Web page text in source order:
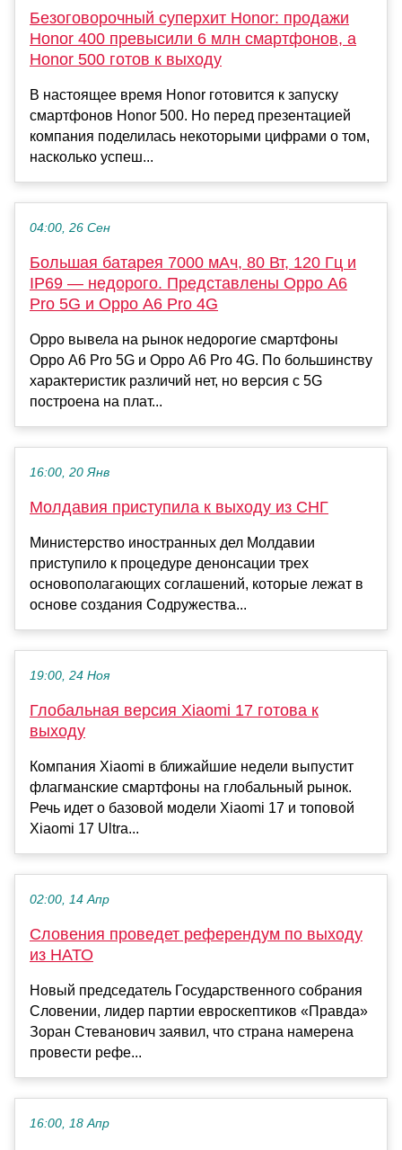
Безоговорочный суперхит Honor: продажи
Honor 400 превысили 6 млн смартфонов, а
Honor 500 готов к выходу
В настоящее время Honor готовится к запуску
смартфонов Honor 500. Но перед презентацией
компания поделилась некоторыми цифрами о том,
насколько успеш...
04:00, 26 Сен
Большая батарея 7000 мАч, 80 Вт, 120 Гц и
IP69 — недорого. Представлены Oppo A6
Pro 5G и Oppo A6 Pro 4G
Oppo вывела на рынок недорогие смартфоны
Oppo A6 Pro 5G и Oppo A6 Pro 4G. По большинству
характеристик различий нет, но версия с 5G
построена на плат...
16:00, 20 Янв
Молдавия приступила к выходу из СНГ
Министерство иностранных дел Молдавии
приступило к процедуре денонсации трех
основополагающих соглашений, которые лежат в
основе создания Содружества...
19:00, 24 Ноя
Глобальная версия Xiaomi 17 готова к
выходу
Компания Xiaomi в ближайшие недели выпустит
флагманские смартфоны на глобальный рынок.
Речь идет о базовой модели Xiaomi 17 и топовой
Xiaomi 17 Ultra...
02:00, 14 Апр
Словения проведет референдум по выходу
из НАТО
Новый председатель Государственного собрания
Словении, лидер партии евроскептиков «Правда»
Зоран Стеванович заявил, что страна намерена
провести рефе...
16:00, 18 Апр